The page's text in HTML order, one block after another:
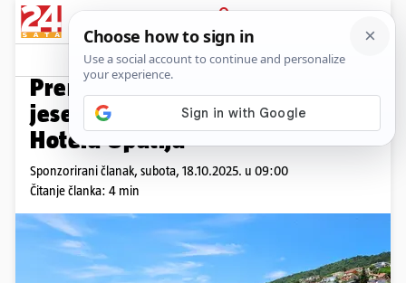
PRIJAVA
Promo sadržaj
Premijera novog filma i
jesensko-zimski program Keight
Hotela Opatija
Sponzorirani članak, subota, 18.10.2025. u 09:00
Čitanje članka: 4 min